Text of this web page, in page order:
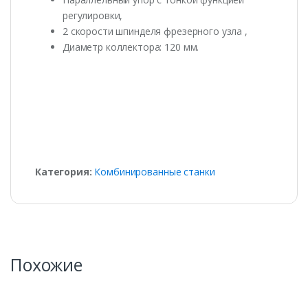
регулировки,
2 скорости шпинделя фрезерного узла ,
Диаметр коллектора: 120 мм.
Категория: Комбинированные станки
Похожие